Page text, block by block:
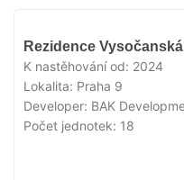
Rezidence
K nastěhování od: 2024
Lokalita: Praha 9
Developer: BAK
Počet jednotek: 18